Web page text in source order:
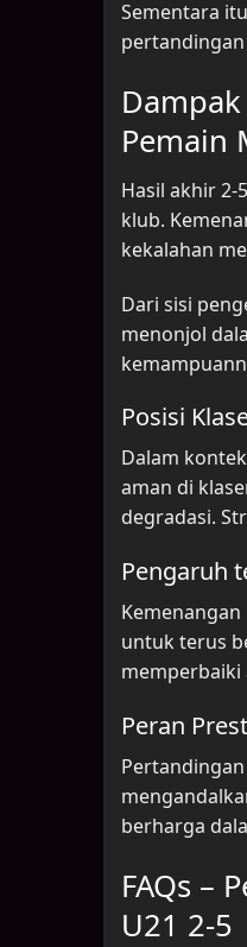
Sementara
Pemain
Hasil akhir
klub.
kekalahan
Dari sisi
menonjol
Posisi
Dalam
aman di
degradasi.
Pengaruh
untuk terus
memperbaiki
Peran
berharga
FAQs –
U21 2-5